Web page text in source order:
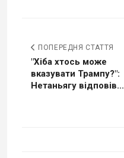
ПОПЕРЕДНЯ СТАТТЯ
"Хіба хтось може
вказувати Трампу?":
Нетаньягу відповів...